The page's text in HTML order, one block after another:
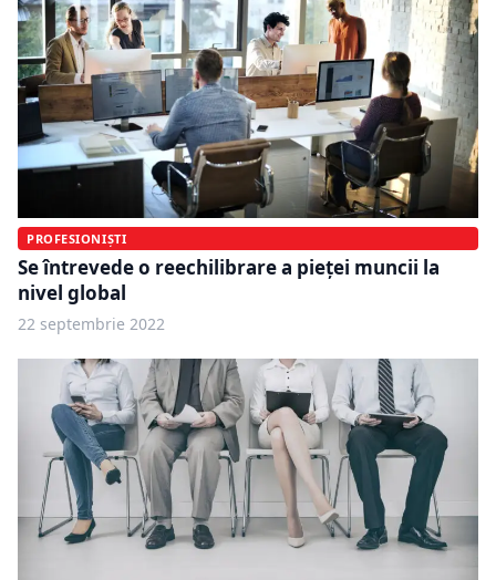
PROFESIONIȘTI
Se întrevede o reechilibrare a pieței muncii la
nivel global
22 septembrie 2022